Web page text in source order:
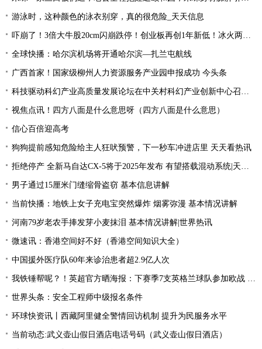
游泳时，这种颜色的泳衣别穿，真的很危险_天天信息
吓崩了！3倍大牛股20cm闪崩跌停！创业板再创1年新低！冰火两重天行情，该如何把握？ 今日快讯
全球快播：哈尔滨机场将开通哈尔滨—扎兰屯航线
广西首家！国家级柳州人力资源服务产业园申报成功 今头条
科技驱动科幻产业高质量发展论坛在中关村科幻产业创新中心召开 天天通讯
视焦点讯！四方八面是什么意思呀（四方八面是什么意思）
信心百倍迎高考
狗狗提前感知危险给主人狂吠预警，下一秒车冲进店里 天天看热讯
拒绝停产 全新马自达CX-5将于2025年发布 有望搭载混动系统|天天聚看点
男子通过15厘米门缝缩骨盗窃 基本信息讲解
当前快播：地铁上女子充电宝突然爆炸 烟雾弥漫 基本情况讲解
河南79岁老农手捧发芽小麦抹泪 基本情况讲解|世界热讯
微速讯：香港空间好不好（香港空间知识大全）
中国援外医疗队60年来诊治患者超2.9亿人次
我铁锤帮呢？！英超官方晒海报：下赛季7支英格兰球队参加欧战 全球新动态
世界头条：安全工程师中级报名条件
环球快资讯丨西藏阿里健全警情回访机制 提升为民服务水平
当前动态:武义壶山假日酒店电话号码（武义壶山假日酒店）